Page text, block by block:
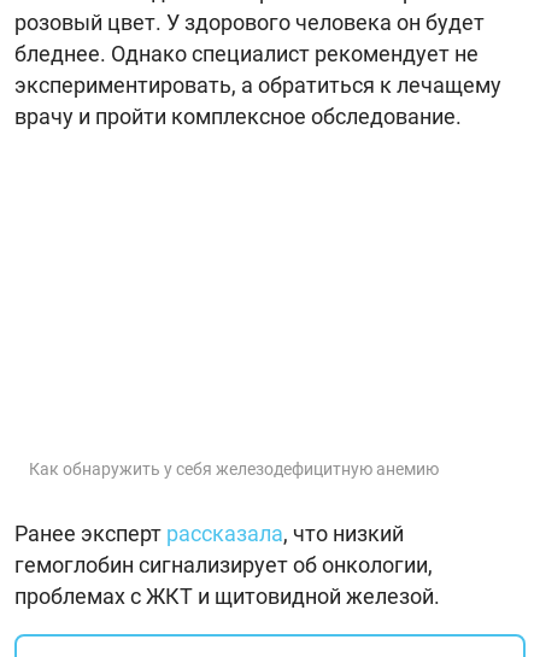
розовый цвет. У здорового человека он будет
бледнее. Однако специалист рекомендует не
экспериментировать, а обратиться к лечащему
врачу и пройти комплексное обследование.
Как обнаружить у себя железодефицитную анемию
Ранее эксперт рассказала, что низкий
гемоглобин сигнализирует об онкологии,
проблемах с ЖКТ и щитовидной железой.